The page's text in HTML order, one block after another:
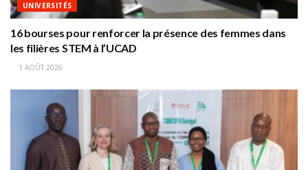
UNIVERSITÉS
16 bourses pour renforcer la présence des femmes dans
les filières STEM à l’UCAD
1 AOÛT 2026